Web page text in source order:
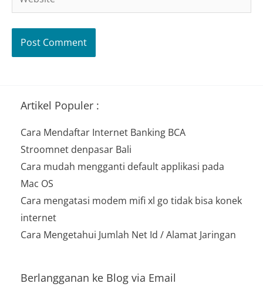
Artikel Populer :
Cara Mendaftar Internet Banking BCA
Stroomnet denpasar Bali
Cara mudah mengganti default applikasi pada
Mac OS
Cara mengatasi modem mifi xl go tidak bisa konek
internet
Cara Mengetahui Jumlah Net Id / Alamat Jaringan
Berlangganan ke Blog via Email